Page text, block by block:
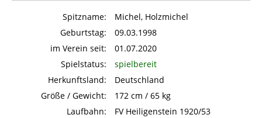
Spitzname:
Michel, Holzmichel
Geburtstag:
09.03.1998
im Verein seit:
01.07.2020
Spielstatus:
spielbereit
Herkunftsland:
Deutschland
Größe / Gewicht:
172 cm / 65 kg
Laufbahn:
FV Heiligenstein 1920/53